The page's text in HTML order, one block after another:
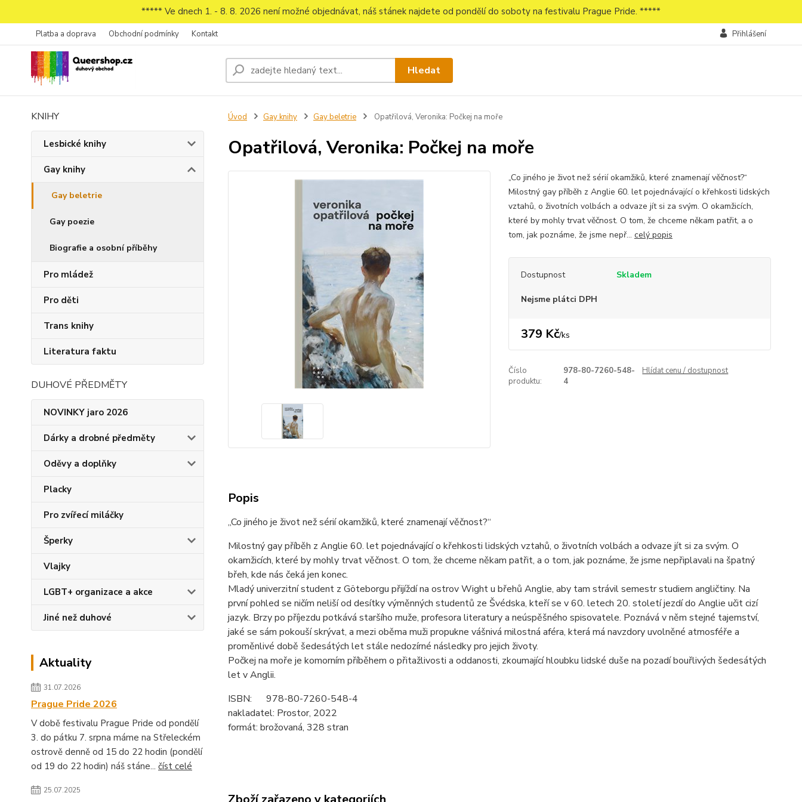
***** Ve dnech 1. - 8. 8. 2026 není možné objednávat, náš stánek najdete od pondělí do soboty na festivalu Prague Pride. *****
Platba a doprava Obchodní podmínky Kontakt Přihlášení
Hledat
KNIHY
Lesbické knihy
Gay knihy
Gay beletrie
Gay poezie
Biografie a osobní příběhy
Pro mládež
Pro děti
Trans knihy
Literatura faktu
DUHOVÉ PŘEDMĚTY
NOVINKY jaro 2026
Dárky a drobné předměty
Oděvy a doplňky
Placky
Pro zvířecí miláčky
Šperky
Vlajky
LGBT+ organizace a akce
Jiné než duhové
Aktuality
31.07.2026
Prague Pride 2026
V době festivalu Prague Pride od pondělí
3. do pátku 7. srpna máme na Střeleckém
ostrově denně od 15 do 22 hodin (pondělí
od 19 do 22 hodin) náš stáne... číst celé
25.07.2025
Úvod Gay knihy Gay beletrie Opatřilová, Veronika: Počkej na moře
Opatřilová, Veronika: Počkej na moře
„Co jiného je život než sérií okamžiků, které znamenají věčnost?“
Milostný gay příběh z Anglie 60. let pojednávající o křehkosti lidských
vztahů, o životních volbách a odvaze jít si za svým. O okamžicích,
které by mohly trvat věčnost. O tom, že chceme někam patřit, a o
tom, jak poznáme, že jsme nepř... celý popis
Dostupnost Skladem
Nejsme plátci DPH
379 Kč/ks
Číslo
produktu:
978-80-7260-548-
4
Hlídat cenu / dostupnost
Popis
„Co jiného je život než sérií okamžiků, které znamenají věčnost?“
Milostný gay příběh z Anglie 60. let pojednávající o křehkosti lidských vztahů, o životních volbách a odvaze jít si za svým. O
okamžicích, které by mohly trvat věčnost. O tom, že chceme někam patřit, a o tom, jak poznáme, že jsme nepřiplavali na špatný
břeh, kde nás čeká jen konec.
Mladý univerzitní student z Göteborgu přijíždí na ostrov Wight u břehů Anglie, aby tam strávil semestr studiem angličtiny. Na
první pohled se ničím neliší od desítky výměnných studentů ze Švédska, kteří se v 60. letech 20. století jezdí do Anglie učit cizí
jazyk. Brzy po příjezdu potkává staršího muže, profesora literatury a neúspěšného spisovatele. Poznává v něm stejné tajemství,
jaké se sám pokouší skrývat, a mezi oběma muži propukne vášnivá milostná aféra, která má navzdory uvolněné atmosféře a
proměnlivé době šedesátých let stále nedozírné následky pro jejich životy.
Počkej na moře je komorním příběhem o přitažlivosti a oddanosti, zkoumající hloubku lidské duše na pozadí bouřlivých šedesátých
let v Anglii.
ISBN: 978-80-7260-548-4
nakladatel: Prostor, 2022
formát: brožovaná, 328 stran